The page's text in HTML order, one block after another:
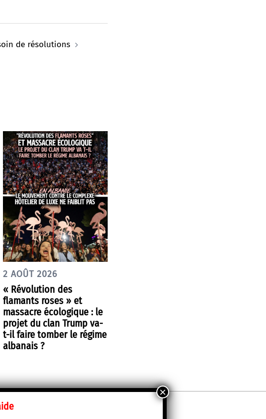
de résolutions
2 AOÛT 2026
« Révolution des
flamants roses » et
massacre écologique : le
projet du clan Trump va-
t-il faire tomber le régime
albanais ?